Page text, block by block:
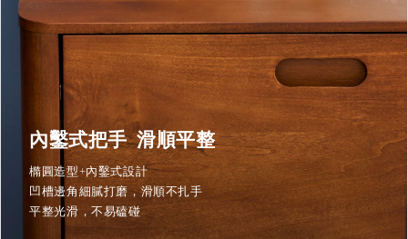
內鑿式把手 滑順平整
橢圓造型+內鑿式設計
凹槽邊角細膩打磨，滑順不扎手
平整光滑，不易磕碰